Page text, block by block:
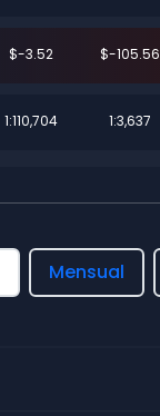
$-3.52 $-105.56
1:110,704 1:3,637
Mensual